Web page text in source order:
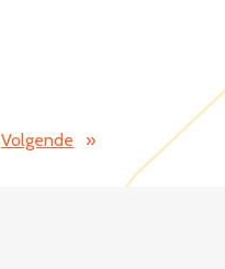
Volgende »